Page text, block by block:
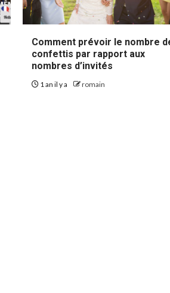
Comment prévoir le nombre
confettis par rapport aux
nombres d’invités
1 an il y a romain